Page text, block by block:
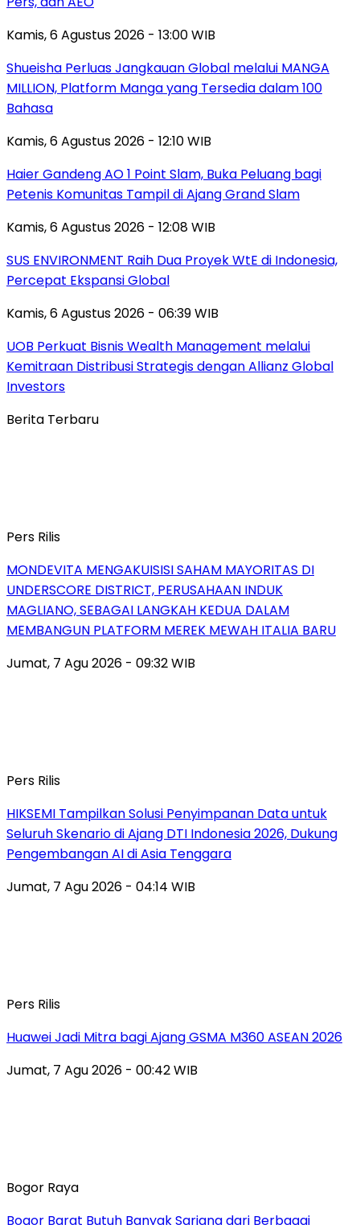
Kamis, 6 Agustus 2026 - 13:00 WIB
Shueisha Perluas Jangkauan Global melalui MANGA
MILLION, Platform Manga yang Tersedia dalam 100
Bahasa
Kamis, 6 Agustus 2026 - 12:10 WIB
Haier Gandeng AO 1 Point Slam, Buka Peluang bagi
Petenis Komunitas Tampil di Ajang Grand Slam
Kamis, 6 Agustus 2026 - 12:08 WIB
SUS ENVIRONMENT Raih Dua Proyek WtE di Indonesia,
Percepat Ekspansi Global
Kamis, 6 Agustus 2026 - 06:39 WIB
UOB Perkuat Bisnis Wealth Management melalui
Kemitraan Distribusi Strategis dengan Allianz Global
Investors
Berita Terbaru
Pers Rilis
MONDEVITA MENGAKUISISI SAHAM MAYORITAS DI
UNDERSCORE DISTRICT, PERUSAHAAN INDUK
MAGLIANO, SEBAGAI LANGKAH KEDUA DALAM
MEMBANGUN PLATFORM MEREK MEWAH ITALIA BARU
Jumat, 7 Agu 2026 - 09:32 WIB
Pers Rilis
HIKSEMI Tampilkan Solusi Penyimpanan Data untuk
Seluruh Skenario di Ajang DTI Indonesia 2026, Dukung
Pengembangan AI di Asia Tenggara
Jumat, 7 Agu 2026 - 04:14 WIB
Pers Rilis
Huawei Jadi Mitra bagi Ajang GSMA M360 ASEAN 2026
Jumat, 7 Agu 2026 - 00:42 WIB
Bogor Raya
Bogor Barat Butuh Banyak Sarjana dari Berbagai